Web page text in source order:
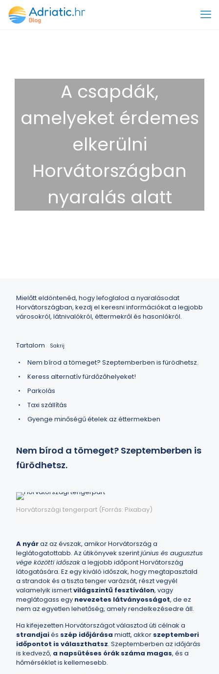
A csapdák,
amelyeket érdemes
elkerülni
Horvátországban
nyaralás alatt
Mielőtt eldöntenéd, hogy lefoglalod a nyaralásodat
Horvátországban, kezdj el keresni információkat a legjobb
városokról, látnivalókról, éttermekről és hasonlókról.
Tartalom Sakrij
Nem bírod a tömeget? Szeptemberben is fürödhetsz.
Keress alternatív fürdőzőhelyeket!
Parkolás
Taxi szállítás
Gyenge minőségű ételek az éttermekben
Nem bírod a tömeget? Szeptemberben is
fürödhetsz.
Horvátországi tengerpart (Forrás: Pixabay)
A nyáraz az évszak, amikor Horvátország a
leglátogatottabb. Az útikönyvek szerintjúnius és augusztus
vége közötti időszaka legjobb időpont Horvátország
látogatására. Ez egy kiváló időszak, hogy megtapasztald
a strandok és a tiszta tenger varázsát, részt vegyél
valamelyik ismertvilágszintű fesztiválon, vagy
meglátogass egy nevezetes látványosságot, de ez
nem az egyetlen lehetőség, amely rendelkezésedre áll.
Ha kifejezetten Horvátországot választod úti célnak a
strandjaiés szép időjárása miatt, akkor szeptemberi
időpontot is választhatsz. Szeptemberben az időjárás
is kedvező, a napsütéses órák száma magas, és a
hőmérséklet is kellemesebb.